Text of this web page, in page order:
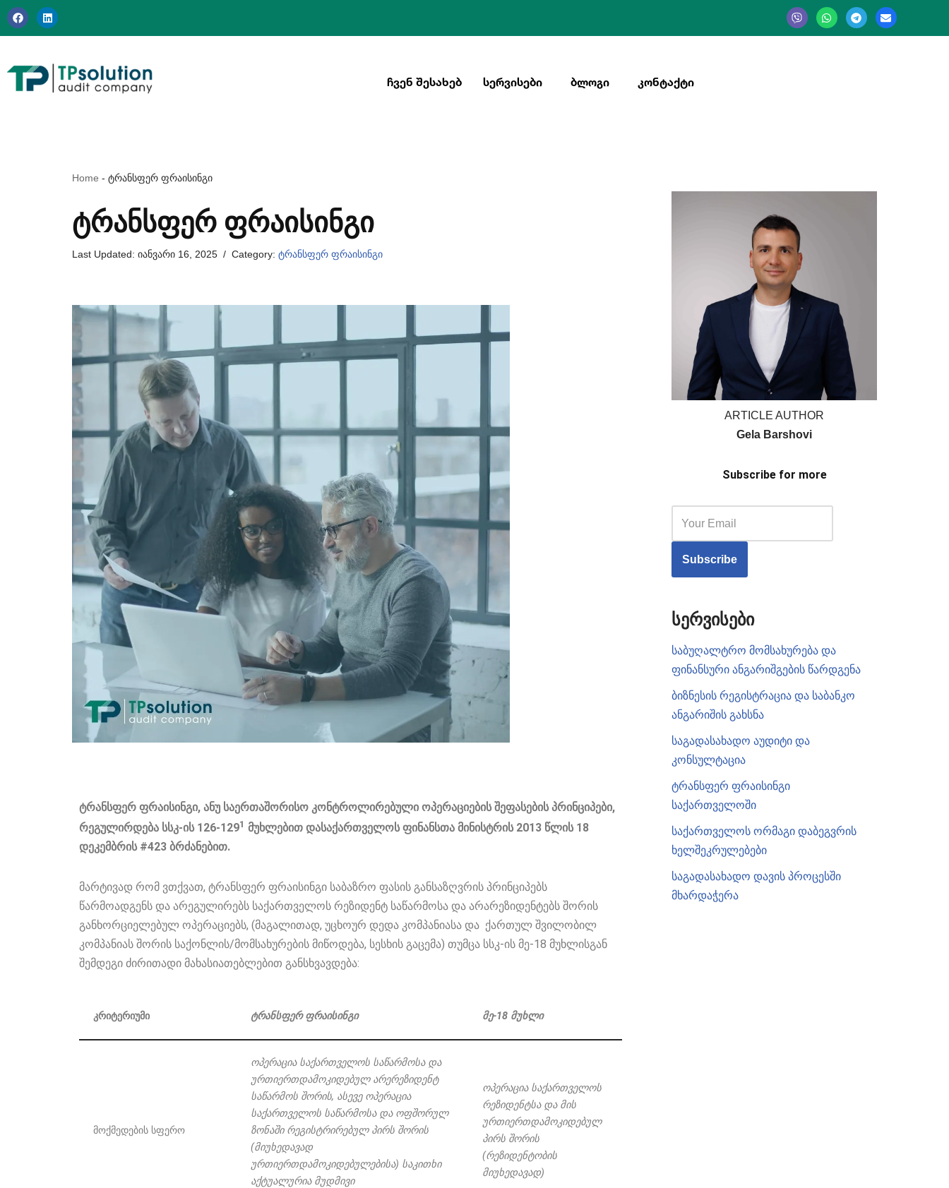
Skip
content
ᲩᲕᲔᲜ ᲨᲔᲡᲐᲮᲔᲑ ᲡᲔᲠᲕᲘᲡᲔᲑᲘ ᲑᲚᲝᲒᲘ ᲙᲝᲜᲢᲐᲥᲢᲘ
Home - ტრანსფერ ფრაისინგი
ᲢᲠᲐᲜᲡᲤᲔᲠ ᲤᲠᲐᲘᲡᲘᲜᲒᲘ
Last Updated: იანვარი 16, 2025 Category: ტრანსფერ ფრაისინგი
ტრანსფერ ფრაისინგი, ანუ საერთაშორისო კონტროლირებული ოპერაციების შეფასების პრინციპები,
რეგულირდება სსკ-ის 126-1291 მუხლებით დასაქართველოს ფინანსთა მინისტრის 2013 წლის 18
დეკემბრის #423 ბრძანებით.
მარტივად რომ ვთქვათ, ტრანსფერ ფრაისინგი საბაზრო ფასის განსაზღვრის პრინციპებს
წარმოადგენს და არეგულირებს საქართველოს რეზიდენტ საწარმოსა და არარეზიდენტებს შორის
განხორციელებულ ოპერაციებს, (მაგალითად, უცხოურ დედა კომპანიასა და ქართულ შვილობილ
კომპანიას შორის საქონლის/მომსახურების მიწოდება, სესხის გაცემა) თუმცა სსკ-ის მე-18 მუხლისგან
შემდეგი ძირითადი მახასიათებლებით განსხვავდება:
კრიტერიუმი ტრანსფერ ფრაისინგი მე-18 მუხლი
მოქმედების სფერო
ოპერაცია საქართველოს საწარმოსა და
ურთიერთდამოკიდებულ არერეზიდენტ
საწარმოს შორის, ასევე ოპერაცია
საქართველოს საწარმოსა და ოფშორულ
ზონაში რეგისტრირებულ პირს შორის
(მიუხედავად
ურთიერთდამოკიდებულებისა) საკითხი
აქტუალურია მუდმივი
ოპერაცია საქართველოს
რეზიდენტსა და მის
ურთიერთდამოკიდებულ
პირს შორის
(რეზიდენტობის
მიუხედავად)
ARTICLE AUTHOR
Gela Barshovi
Subscribe for more
სერვისები
საბუღალტრო მომსახურება და
ფინანსური ანგარიშგების წარდგენა
ბიზნესის რეგისტრაცია და საბანკო
ანგარიშის გახსნა
საგადასახადო აუდიტი და
კონსულტაცია
ტრანსფერ ფრაისინგი
საქართველოში
საქართველოს ორმაგი დაბეგვრის
ხელშეკრულებები
საგადასახადო დავის პროცესში
მხარდაჭერა